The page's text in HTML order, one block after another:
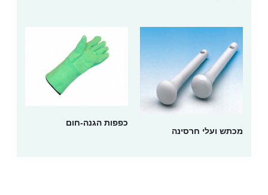
מכתש ועלי חרסינה
כפפות הגנה-חום